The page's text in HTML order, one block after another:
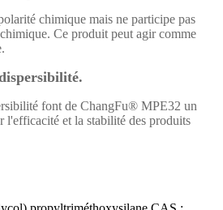
chimique mais ne participe pas
Ce produit peut agir comme
.
font de ChangFu® MPE32 un
l'efficacité et la stabilité des produits